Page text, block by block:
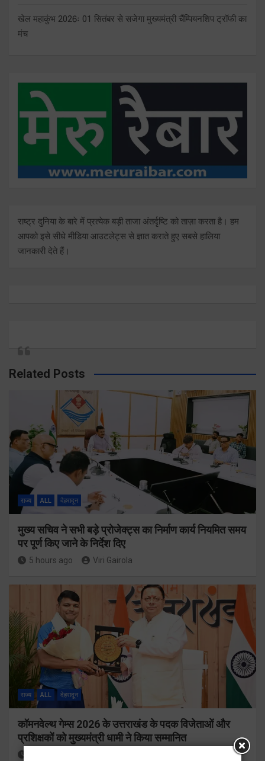
खेल महाकुंभ 2026ः 01 सितंबर से सजेगा मुख्यमंत्री चैंम्पियनशिप ट्रॉफी का
मंच
राष्ट्र दुनिया के बारे में प्रत्येक बड़ी ताजा अंतर्दृष्टि को ताज़ा करता है। हम
आपको इसे सीधे मीडिया आउटलेट्स से ज्ञात कराते हुए सबसे हालिया
जानकारी देते हैं।
Related Posts
राज्य ALL देहरादून
मुख्य सचिव ने सभी बड़े प्रोजेक्ट्स का निर्माण कार्य नियमित समय
पर पूर्ण किए जाने के निर्देश दिए
5 hours ago Viri Gairola
राज्य ALL देहरादून
कॉमनवेल्थ गेम्स 2026 के उत्तराखंड के पदक विजेताओं और
प्रशिक्षकों को मुख्यमंत्री धामी ने किया सम्मानित